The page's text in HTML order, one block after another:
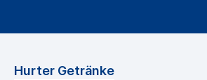
Hurter Getränke